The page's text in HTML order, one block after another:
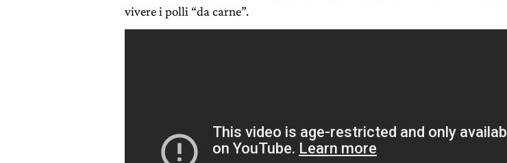
vivere i polli “da carne”.